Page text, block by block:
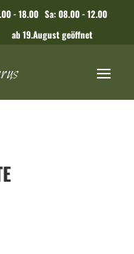
- 18.00 Sa: 08.00 - 12.00
ab 19.August geöffnet